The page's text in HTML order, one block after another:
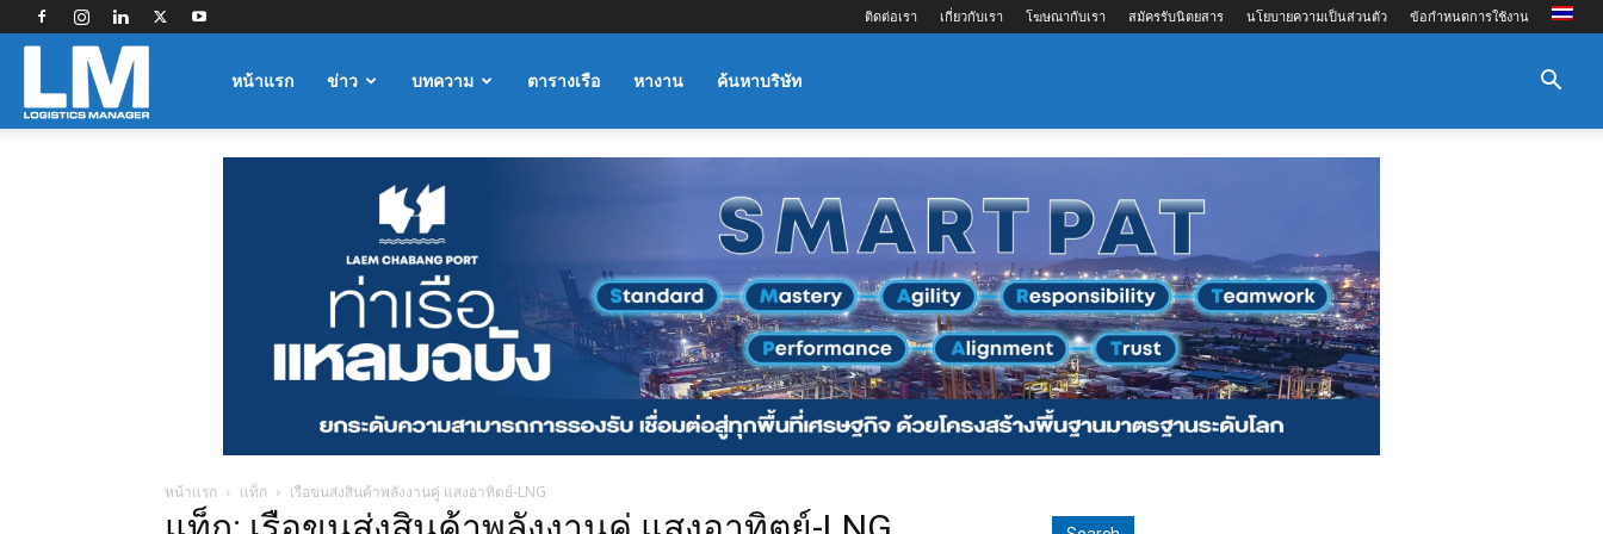
ติดต่อเรา เกี่ยวกับเรา โฆษณากับเรา สมัครรับนิตยสาร นโยบายความเป็นส่วนตัว ข้อกำหนดการใช้งาน
Logisticsหน้าแรก ข่าว บทความ ตารางเรือ หางาน ค้นหาบริษัท
หน้าแรก แท็ก เรือขนส่งสินค้าพลังงานคู่ แสงอาทิตย์-LNG